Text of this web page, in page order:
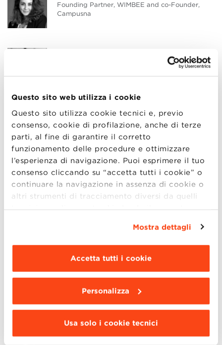
Questo sito web utilizza i cookie
Questo sito utilizza cookie tecnici e, previo
consenso, cookie di profilazione, anche di terze
parti, al fine di garantire il corretto
funzionamento delle procedure e ottimizzare
l’esperienza di navigazione. Puoi esprimere il tuo
consenso cliccando su “accetta tutti i cookie” o
continuare la navigazione in assenza di cookie o
altri strumenti di tracciamento diversi da quelli
tecnici semplicemente chiudendo il presente
Dettagli ”. Per
modificare le impostazioni di navigazione e
scegliere le funzionalità, le terze parti e i cookie
Mostra dettagli
Accetta tutti i cookie
Personalizza
Usa solo i cookie tecnici
Founding Partner, WIMBEE and co-Founder,
Campusna
LAURENT CHOAIN
Global Chief People & Culture Officer, Accor
ALESSANDRO DE PESTEL
Partner, Metis
MARION DEBRUYNE
STEFANO DOMENICALI